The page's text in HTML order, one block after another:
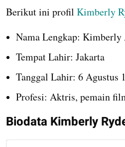
Berikut ini profil Kimberly
Nama Lengkap:
Tempat Lahir: Jakarta
Tanggal Lahir: 6 Agustus
Profesi: Aktris, pemain
Biodata Kimberly